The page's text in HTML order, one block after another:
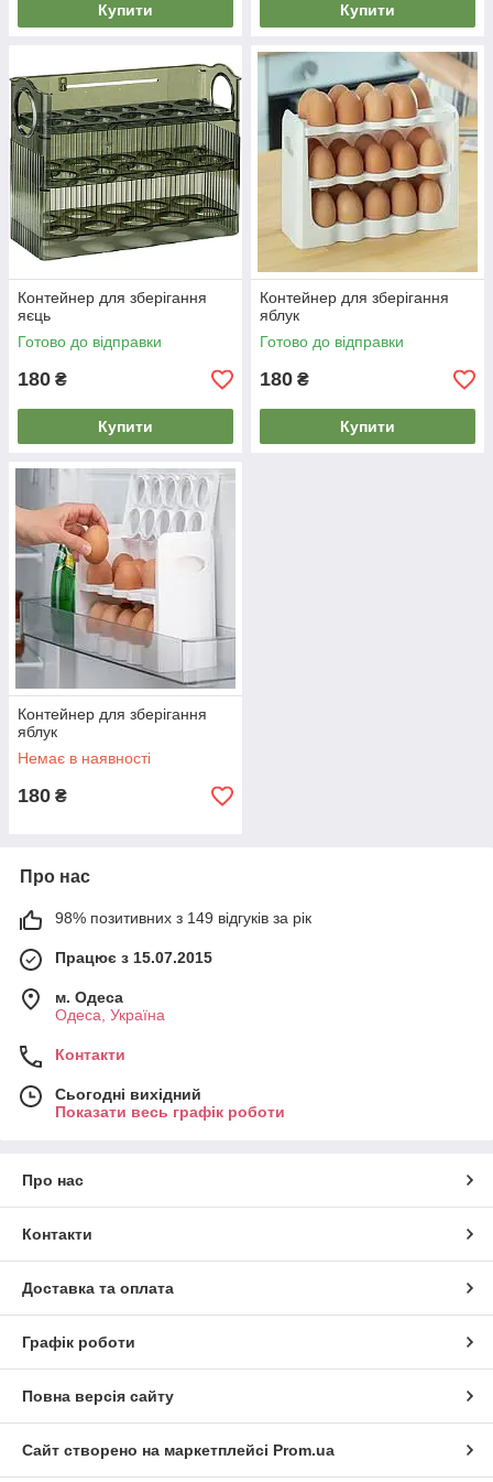
Купити Купити
Контейнер для зберігання
яєць
Готово до відправки
180 ₴
Купити
Контейнер для зберігання
яблук
Готово до відправки
180 ₴
Купити
Контейнер для зберігання
яблук
Немає в наявності
180 ₴
Про нас
98% позитивних з 149 відгуків за рік
Працює з 15.07.2015
м. Одеса
Одеса, Україна
Контакти
Сьогодні вихідний
Показати весь графік роботи
Про нас
Контакти
Доставка та оплата
Графік роботи
Повна версія сайту
Сайт створено на маркетплейсі Prom.ua